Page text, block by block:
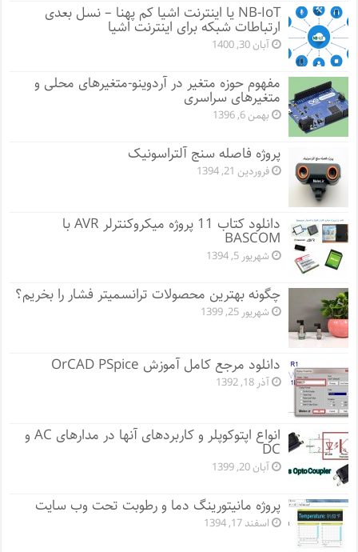
NB-IoT یا اینترنت اشیا کم پهنا – نسل بعدی
ارتباطات شبکه برای اینترنت اشیا
آبان 30, 1400
مفهوم حوزه متغیر در آردوینو-متغیرهای محلی و
متغیرهای سراسری
بهمن 6, 1396
پروژه فاصله سنج آلتراسونیک
فروردین 21, 1394
دانلود کتاب 11 پروژه میکروکنترلر AVR با
BASCOM
شهریور 5, 1394
چگونه بهترین محصولات ترانسمیتر فشار را بخریم؟
شهریور 25, 1399
دانلود مرجع کامل آموزش OrCAD PSpice
آذر 18, 1392
انواع اپتوکوپلر و کاربردهای آنها در مدارهای AC و
DC
آبان 20, 1399
پروژه مانيتورينگ دما و رطوبت تحت وب سایت
اسفند 17, 1394